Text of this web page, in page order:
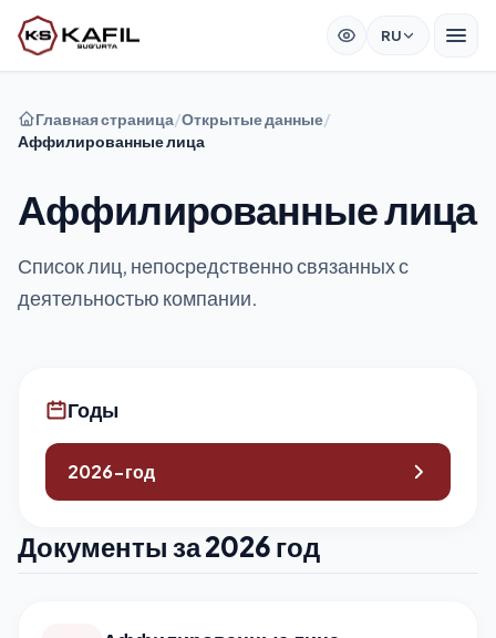
RU
Главная страница/Открытые данные/
Аффилированные лица
Аффилированные лица
Список лиц, непосредственно связанных с
деятельностью компании.
Годы
2026-год
Документы за 2026 год